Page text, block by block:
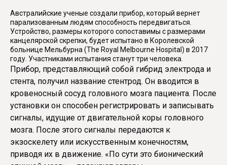
Австралийские ученые создали прибор, который вернет
парализованным людям способность передвигаться.
Устройство, размеры которого сопоставимы с размерами
канцелярской скрепки, будет испытано в Королевской
больнице Мельбурна (The Royal Melbourne Hospital) в 2017
году. Участниками испытания станут три человека.
Прибор, представляющий собой гибрид электрода и
стента, получил название стентрод. Он вводится в
кровеносный сосуд головного мозга пациента. После
установки он способен регистрировать и записывать
сигналы, идущие от двигательной коры головного
мозга. После этого сигналы передаются к
экзоскелету или искусственным конечностям,
приводя их в движение. «По сути это бионический